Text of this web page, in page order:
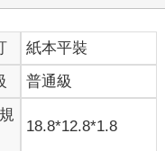
紙本平裝
普通級
18.8*12.8*1.8